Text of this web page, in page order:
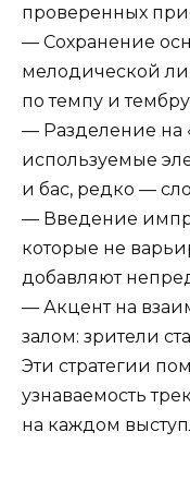
проверенных
— Сохранение
мелодической
по темпу и
— Разделение на
используемые
и бас, редко —
— Введение
которые не
добавляют
— Акцент на
залом: зрители
Эти стратегии
узнаваемость
на каждом